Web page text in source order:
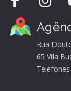
Rua
65 Vila